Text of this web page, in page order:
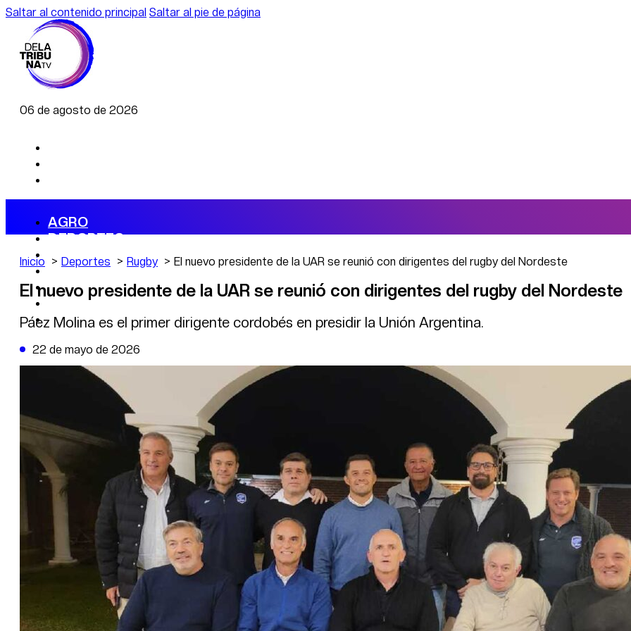
Saltar al contenido principal Saltar al pie de página
06 de agosto de 2026
AGRO
DEPORTES
ECONOMÍA
POLÍTICA
CAMBIO CLIMÁTICO
DATA FIRME
DE LA TRIBUNA TV
Inicio Deportes Rugby El nuevo presidente de la UAR se reunió con dirigentes del rugby del Nordeste
El nuevo presidente de la UAR se reunió con dirigentes del rugby del Nordeste
Páez Molina es el primer dirigente cordobés en presidir la Unión Argentina.
22 de mayo de 2026